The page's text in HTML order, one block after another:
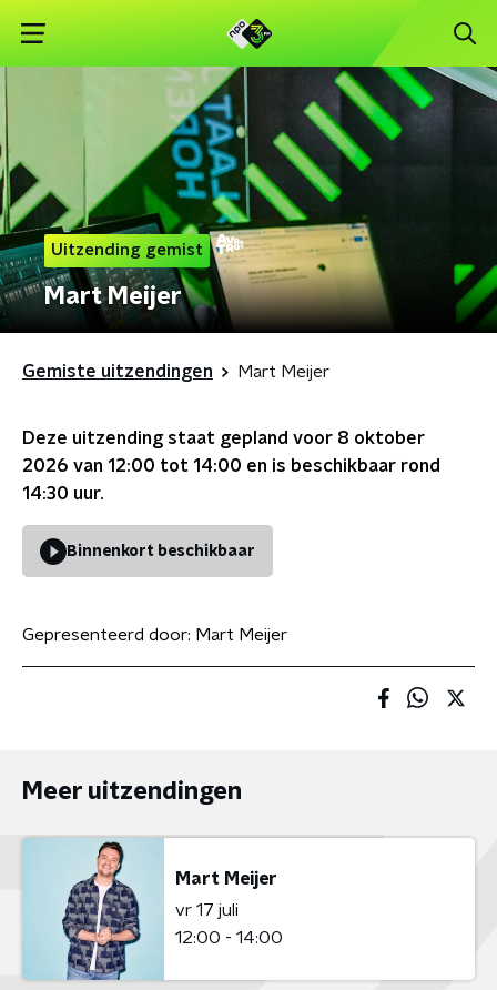
Uitzending gemist
Mart Meijer
Gemiste uitzendingen Mart Meijer
Deze uitzending staat gepland voor 8 oktober
2026 van 12:00 tot 14:00 en is beschikbaar rond
14:30 uur.
Binnenkort beschikbaar
Gepresenteerd door: Mart Meijer
Meer uitzendingen
Mart Meijer
vr 17 juli
12:00 - 14:00